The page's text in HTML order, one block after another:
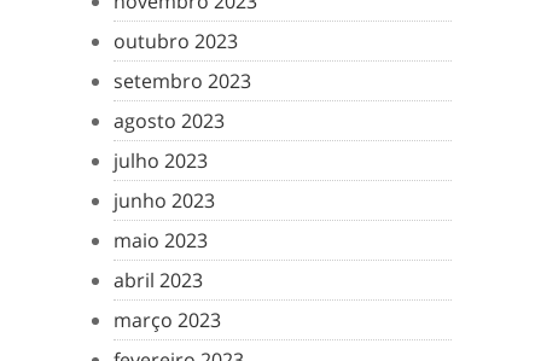
outubro 2023
setembro 2023
agosto 2023
julho 2023
junho 2023
maio 2023
abril 2023
março 2023